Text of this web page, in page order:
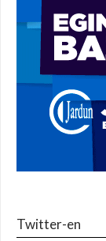
Twitter-en